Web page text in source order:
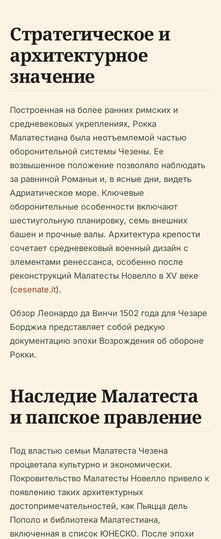
Стратегическое и
архитектурное
значение
Построенная на более ранних римских и
средневековых укреплениях, Рокка
Малатестиана была неотъемлемой частью
оборонительной системы Чезены. Ее
возвышенное положение позволяло наблюдать
за равниной Романьи и, в ясные дни, видеть
Адриатическое море. Ключевые
оборонительные особенности включают
шестиугольную планировку, семь внешних
башен и прочные валы. Архитектура крепости
сочетает средневековый военный дизайн с
элементами ренессанса, особенно после
реконструкций Малатесты Новелло в XV веке
(cesenate.it).
Обзор Леонардо да Винчи 1502 года для Чезаре
Борджиа представляет собой редкую
документацию эпохи Возрождения об обороне
Рокки.
Наследие Малатеста
и папское правление
Под властью семьи Малатеста Чезена
процветала культурно и экономически.
Покровительство Малатесты Новелло привело к
появлению таких архитектурных
достопримечательностей, как Пьяцца дель
Пополо и библиотека Малатестиана,
включенная в список ЮНЕСКО. После эпохи